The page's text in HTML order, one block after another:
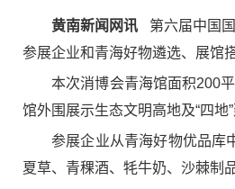
黄南新闻网讯
第六届中国
参展企业和青海好物遴选、展馆
本次消博会青海馆面积200
馆外围展示生态文明高地及“四
参展企业从青海好物优品库
夏草、青稞酒、牦牛奶、沙棘制